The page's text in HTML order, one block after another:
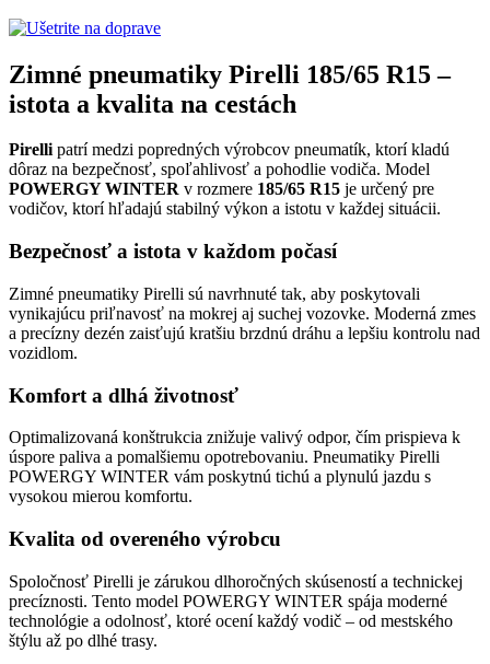
Zimné pneumatiky Pirelli 185/65 R15 –
istota a kvalita na cestách
Pirellipatrí medzi popredných výrobcov pneumatík, ktorí kladú
dôraz na bezpečnosť, spoľahlivosť a pohodlie vodiča. Model
POWERGY WINTER v rozmere 185/65 R15 je určený pre
vodičov, ktorí hľadajú stabilný výkon a istotu v každej situácii.
Bezpečnosť a istota v každom počasí
Zimné pneumatiky Pirelli sú navrhnuté tak, aby poskytovali
vynikajúcu priľnavosť na mokrej aj suchej vozovke. Moderná zmes
a precízny dezén zaisťujú kratšiu brzdnú dráhu a lepšiu kontrolu nad
vozidlom.
Komfort a dlhá životnosť
Optimalizovaná konštrukcia znižuje valivý odpor, čím prispieva k
úspore paliva a pomalšiemu opotrebovaniu. Pneumatiky Pirelli
POWERGY WINTER vám poskytnú tichú a plynulú jazdu s
vysokou mierou komfortu.
Kvalita od overeného výrobcu
Spoločnosť Pirelli je zárukou dlhoročných skúseností a technickej
precíznosti. Tento model POWERGY WINTER spája moderné
technológie a odolnosť, ktoré ocení každý vodič – od mestského
štýlu až po dlhé trasy.